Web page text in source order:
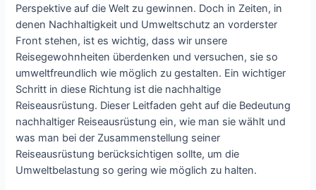
Perspektive auf die Welt zu gewinnen. Doch in Zeiten, in
denen Nachhaltigkeit und Umweltschutz an vorderster
Front stehen, ist es wichtig, dass wir unsere
Reisegewohnheiten überdenken und versuchen, sie so
umweltfreundlich wie möglich zu gestalten. Ein wichtiger
Schritt in diese Richtung ist die nachhaltige
Reiseausrüstung. Dieser Leitfaden geht auf die Bedeutung
nachhaltiger Reiseausrüstung ein, wie man sie wählt und
was man bei der Zusammenstellung seiner
Reiseausrüstung berücksichtigen sollte, um die
Umweltbelastung so gering wie möglich zu halten.